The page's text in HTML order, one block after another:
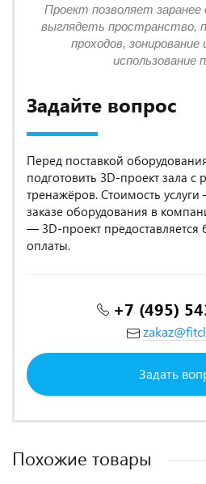
Задайте вопрос
Перед поставкой
подготовить 3D-проект зала с
тренажёров. Стоимость
заказе оборудования в
— 3D-проект предоставляется
оплаты.
+7 (495)
Задать
Проект позволяет
выглядеть пространство,
проходов, зонирование
использование
Похожие товары